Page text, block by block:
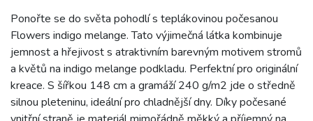
Ponořte se do světa pohodlí s teplákovinou počesanou
Flowers indigo melange. Tato výjimečná látka kombinuje
jemnost a hřejivost s atraktivním barevným motivem stromů
a květů na indigo melange podkladu. Perfektní pro originální
kreace. S šířkou 148 cm a gramáží 240 g/m2 jde o středně
silnou pleteninu, ideální pro chladnější dny. Díky počesané